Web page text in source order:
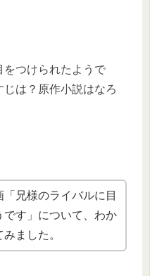
をつけられたようで
は？原作小説はなろ
兄様のライバルに目
です」について、わか
ました。